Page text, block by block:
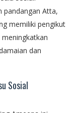
pandangan Atta,
memiliki pengikut
dan
Sosial